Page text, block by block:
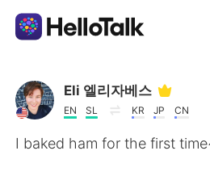
Language Exchange App
AI Grammar Checker
Eli 엘리자베스
EN SL KR JP CN
I baked ham for the first